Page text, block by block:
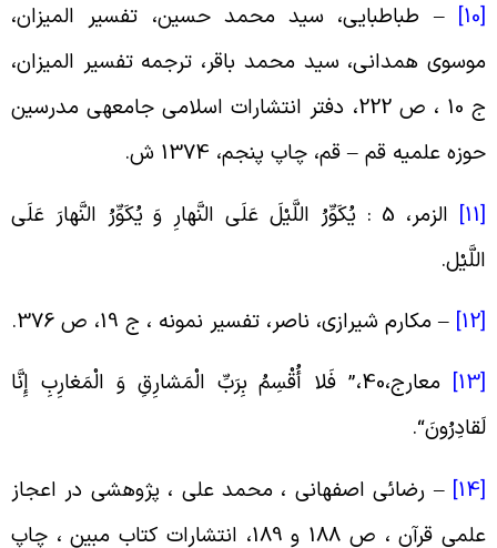
–طباطبایى، سید محمد حسین، تفسیر المیزان،
همدانى، سید محمد باقر، ترجمه تفسیر المیزان،
ج 10 ، ص 222، دفتر انتشارات اسلامى جامعه‏ى مدرسین
علمیه قم – قم، چاپ پنجم، 1374 ش
.
الزمر، 5 : یُکَوِّرُ اللَّیْلَ عَلَى النَّهارِ وَ یُکَوِّرُ النَّهارَ عَلَى
.
–مکارم شیرازى، ناصر، تفسیر نمونه ، ج 19، ص 376
.
معارج،40،” فَلا أُقْسِمُ بِرَبِّ الْمَشارِقِ وَ الْمَغارِبِ إِنَّا
“.
–رضائی اصفهانی ، محمد علی ، پژوهشی در اعجاز
علمی قرآن ، ص 188 و 189، انتشارات کتاب مبین ، چاپ